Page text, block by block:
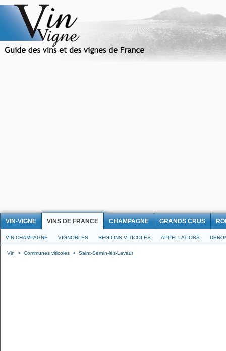
VIN-VIGNE VINS DE FRANCE CHAMPAGNE GRANDS CRUS
VIN CHAMPAGNE VIGNOBLES REGIONS VITICOLES APPELLATIONS
Vin > Communes viticoles > Saint-Sernin-lès-Lavaur